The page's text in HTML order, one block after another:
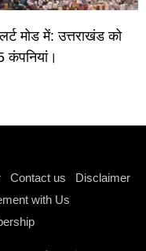
मोड में: उत्तराखंड को
कंपनियां।
Contact us
Disclaimer
with Us